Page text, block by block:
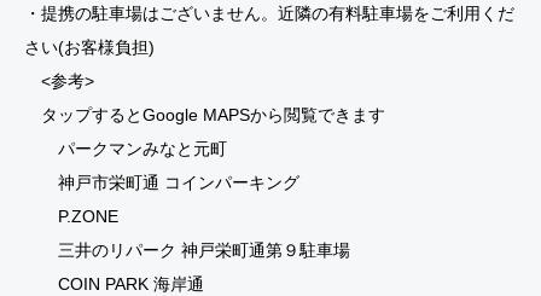
・提携の駐車場はございません。近隣の有料駐車場をご利用くだ
さい(お客様負担)
<参考>
タップするとGoogle MAPSから閲覧できます
パークマンみなと元町
神戸市栄町通 コインパーキング
P.ZONE
三井のリパーク 神戸栄町通第９駐車場
COIN PARK 海岸通